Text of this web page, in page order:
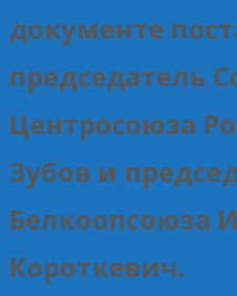
документе
председатель
Центросоюза
Зубов и
Белкоопсоюза
Короткевич.